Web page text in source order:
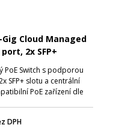
Gig Cloud Managed
2x SFP+
PoE Switch s podporou
SFP+ slotu a centrální
PoE zařízení dle
DPH